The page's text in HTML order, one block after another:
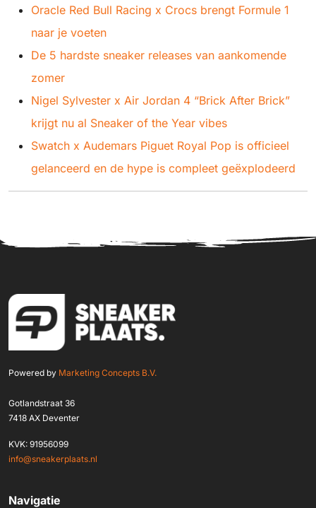
Oracle Red Bull Racing x Crocs brengt Formule 1
naar je voeten
De 5 hardste sneaker releases van aankomende
zomer
Nigel Sylvester x Air Jordan 4 “Brick After Brick”
krijgt nu al Sneaker of the Year vibes
Swatch x Audemars Piguet Royal Pop is officieel
gelanceerd en de hype is compleet geëxplodeerd
Powered by Marketing Concepts B.V.
Gotlandstraat 36
7418 AX Deventer
KVK: 91956099
info@sneakerplaats.nl
Navigatie